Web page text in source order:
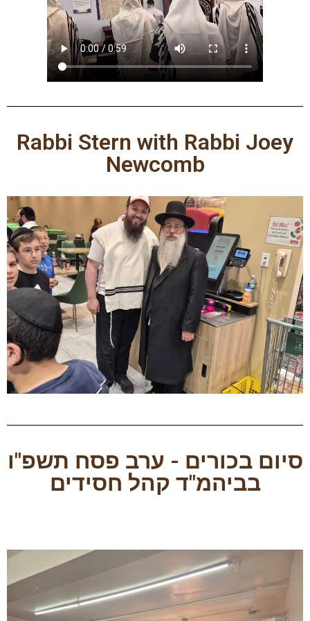
Rabbi Stern with Rabbi Joey
Newcomb
סיום בכורים - ערב פסח תשפ"ו
בביהמ"ד קהל חסידים